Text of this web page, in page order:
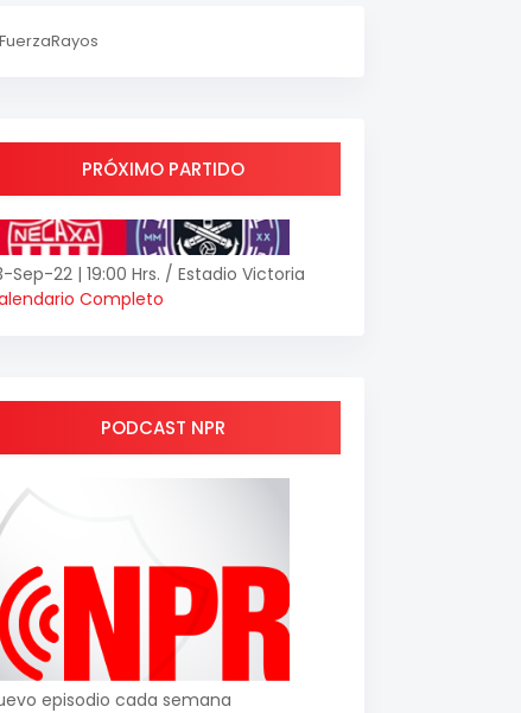
PRÓXIMO PARTIDO
Sep-22 | 19:00 Hrs. / Estadio Victoria
Completo
PODCAST NPR
episodio cada semana